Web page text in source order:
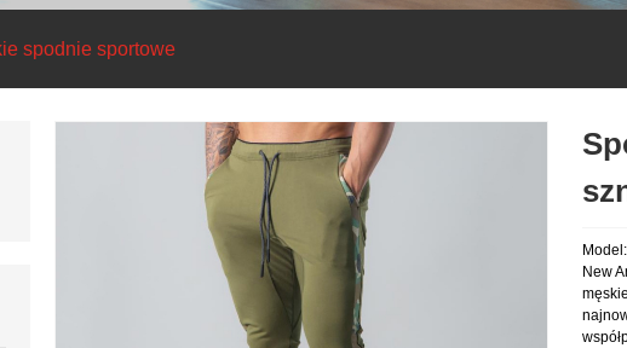
spodnie sportowe
New